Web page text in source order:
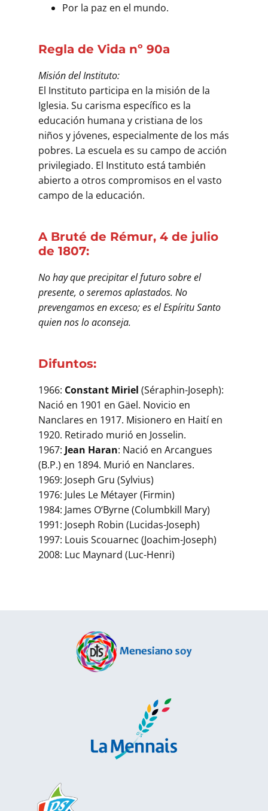
Por la paz en el mundo.
Regla de Vida nº 90a
Misión del Instituto:
El Instituto participa en la misión de la
Iglesia. Su carisma específico es la
educación humana y cristiana de los
niños y jóvenes, especialmente de los más
pobres. La escuela es su campo de acción
privilegiado. El Instituto está también
abierto a otros compromisos en el vasto
campo de la educación.
A Bruté de Rémur, 4 de julio
de 1807:
No hay que precipitar el futuro sobre el
presente, o seremos aplastados. No
prevengamos en exceso; es el Espíritu Santo
quien nos lo aconseja.
Difuntos:
1966: Constant Miriel (Séraphin-Joseph):
Nació en 1901 en Gäel. Novicio en
Nanclares en 1917. Misionero en Haití en
1920. Retirado murió en Josselin.
1967: Jean Haran: Nació en Arcangues
(B.P.) en 1894. Murió en Nanclares.
1969: Joseph Gru (Sylvius)
1976: Jules Le Métayer (Firmin)
1984: James O‘Byrne (Columbkill Mary)
1991: Joseph Robin (Lucidas-Joseph)
1997: Louis Scouarnec (Joachim-Joseph)
2008: Luc Maynard (Luc-Henri)